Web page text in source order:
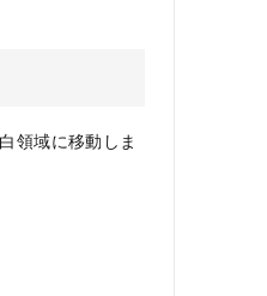
領域に移動しま